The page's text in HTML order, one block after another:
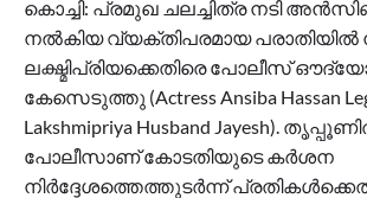
കൊച്ചി: പ്രമുഖ ചലച്ചിത്ര നടി
നൽകിയ വ്യക്തിപരമായ പരാതിയിൽ
ലക്ഷ്മിപ്രിയക്കെതിരെ പോലീസ്
കേസെടുത്തു (Actress Ansiba Hassan
Lakshmipriya Husband Jayesh).
പോലീസാണ് കോടതിയുടെ കർശന
നിർദ്ദേശത്തെത്തുടർന്ന്